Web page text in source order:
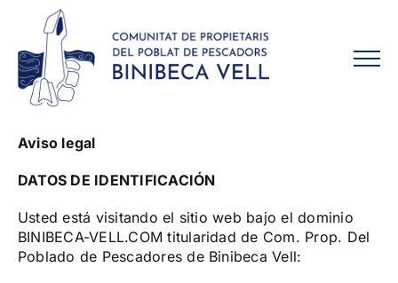
content
Aviso legal
DATOS DE IDENTIFICACIÓN
Usted está visitando el sitio web bajo el dominio
BINIBECA-VELL.COM titularidad de Com. Prop. Del
Poblado de Pescadores de Binibeca Vell: